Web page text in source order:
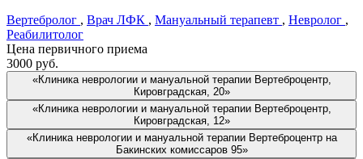
Вертебролог , Врач ЛФК , Мануальный терапевт , Невролог ,
Реабилитолог
Цена первичного приема
3000 руб.
«Клиника неврологии и мануальной терапии Вертеброцентр,
Кировградская, 20»
«Клиника неврологии и мануальной терапии Вертеброцентр,
Кировградская, 12»
«Клиника неврологии и мануальной терапии Вертеброцентр на
Бакинских комиссаров 95»